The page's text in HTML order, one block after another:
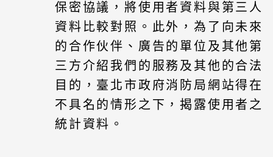
保密協議，將使用者資料與第三人
資料比較對照。此外，為了向未來
的合作伙伴、廣告的單位及其他第
三方介紹我們的服務及其他的合法
目的，臺北市政府消防局網站得在
不具名的情形之下，揭露使用者之
統計資料。